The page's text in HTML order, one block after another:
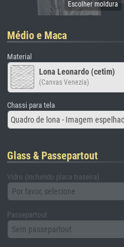
Médio e Maca
Material
Lona Leonardo (cetim)
(Canvas Venezia)
Chassi para tela
Glass & Passepartout
Vidro (incluindo placa traseira)
Por favor, selecione
Passepartout
Sem passepartout